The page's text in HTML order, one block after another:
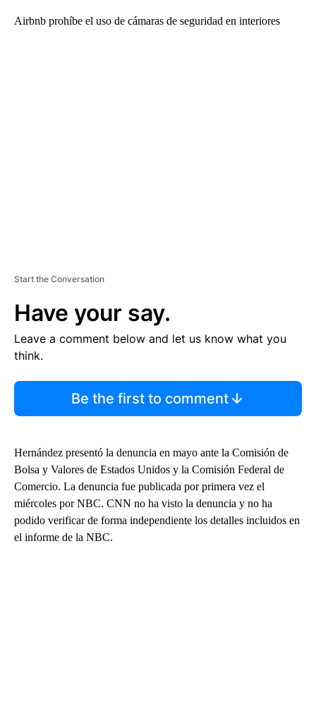
Airbnb prohíbe el uso de cámaras de seguridad en interiores
Start the Conversation
Have your say.
Leave a comment below and let us know what you
think.
Be the first to comment
Hernández presentó la denuncia en mayo ante la Comisión de
Bolsa y Valores de Estados Unidos y la Comisión Federal de
Comercio. La denuncia fue publicada por primera vez el
miércoles por NBC. CNN no ha visto la denuncia y no ha
podido verificar de forma independiente los detalles incluidos en
el informe de la NBC.